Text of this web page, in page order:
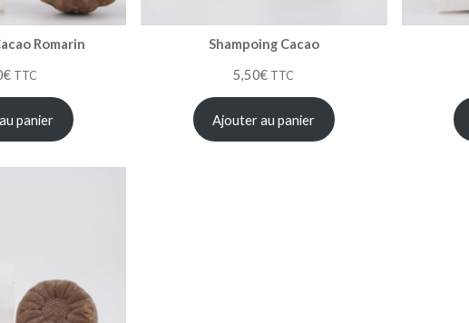
Romarin
€ TTC
panier
Shampoing Cacao
5,50€ TTC
Ajouter au panier